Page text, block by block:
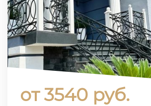
от 3540 руб.